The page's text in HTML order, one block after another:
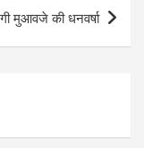
मुआवजे की धनवर्षा